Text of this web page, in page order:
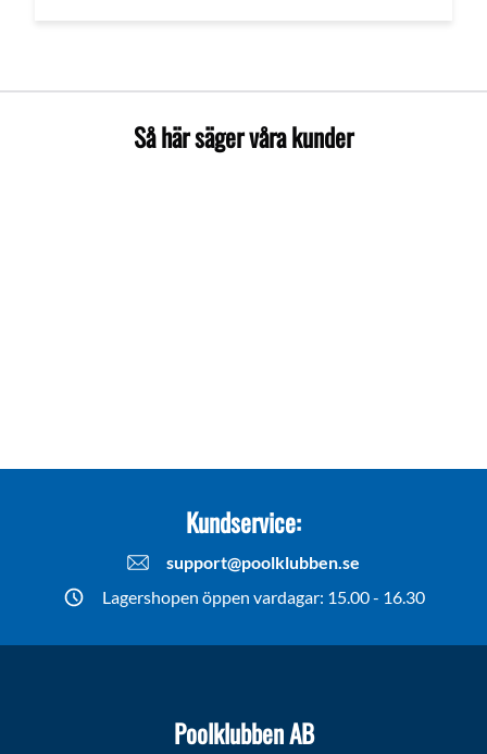
Så här säger våra kunder
Kundservice:
support@poolklubben.se
Lagershopen öppen vardagar: 15.00 - 16.30
Poolklubben AB